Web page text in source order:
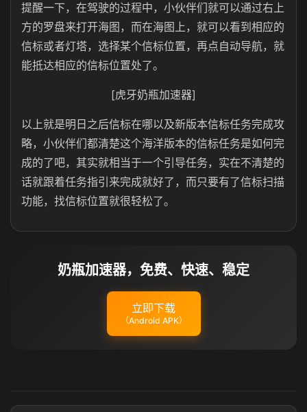
提醒一下，在驾驶的过程中，小伙伴们就可以通过右上
方的罗盘来打开海图，而在海图上，就可以看到相应的
信标或者灯塔，选择某个信标位置，再点自动导航，就
能抵达相应的信标位置处了。
[虎牙奶瓶加速器]
以上就是明日之后信标在哪以及新版本信标任务完成攻
略，小伙伴们都清楚这个海洋版本的信标任务是如何完
成的了吧，其实就相当于一个引导任务，实在不清楚的
话就跟着任务指引来完成就好了，而只要有了信标扫描
功能，找信标位置就很轻松了。
奶瓶加速器，免费、快速、稳定
立即下载
（Android APK）